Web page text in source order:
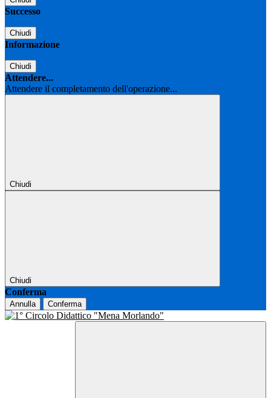
Successo
Chiudi
Informazione
Chiudi
Attendere...
Attendere il completamento dell'operazione...
Chiudi
Chiudi
Conferma
Annulla Conferma